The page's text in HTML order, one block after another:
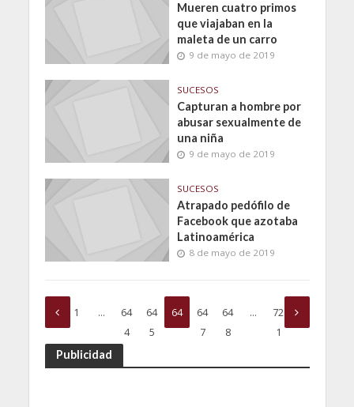
Mueren cuatro primos
que viajaban en la
maleta de un carro
9 de mayo de 2019
SUCESOS
Capturan a hombre por
abusar sexualmente de
una niña
9 de mayo de 2019
SUCESOS
Atrapado pedófilo de
Facebook que azotaba
Latinoamérica
8 de mayo de 2019
1 …
64
4
64
5
64
6
64
7
64
8
…
72
1
Publicidad